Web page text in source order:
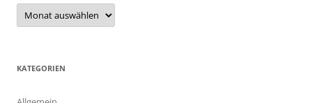
Archiv
KATEGORIEN